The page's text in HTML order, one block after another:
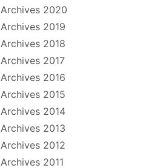
Archives 2020
Archives 2019
Archives 2018
Archives 2017
Archives 2016
Archives 2015
Archives 2014
Archives 2013
Archives 2012
Archives 2011